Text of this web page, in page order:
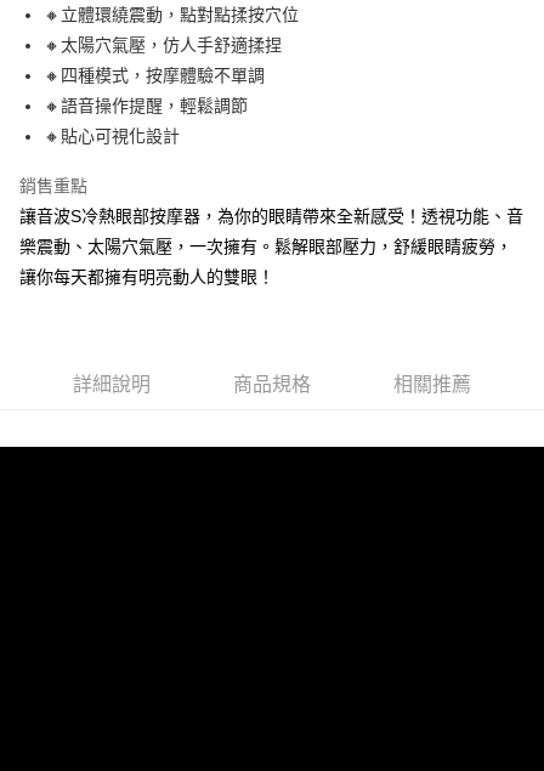
法說明評估內容。
【繳款方式說明】
1.分期款項不併入電信帳單，「大哥付你分期」於每月結算日後寄送繳費提
醒簡訊。
2.透過簡訊連結打開帳單後，可選擇「超商條碼／台灣大直營門市／銀行轉
1.本服務係由「台灣大哥大股份有限公司」（以下簡稱本公司）所提供，讓
用戶於交易時，得透過本服務購買商品或服務，並由商店將買賣／分期付款
2.基於同意付款使用「大哥付你分期」之契約關係目的，商店將以您的個人
資料（包含姓名、電話或地址）提供予台灣大哥大進項蒐集、處理及利用，
３．安心：先確認商品／服務後，再付款。
【「AFTEE先享後付」結帳流程】
１．於結帳方式選擇「AFTEE先享後付」後，將跳轉至「AFTEE先享後付」
結帳頁面，進行簡訊認證並確認金額後，即可完成結帳。
２．訂單成立數日內，您將收到繳費通知簡訊。
ATM／網路銀行／等多元方式進行付款，方視為交易完成。
※ 請注意：結帳手續完成當下不需立刻繳費，但若您需要取消訂單，請聯絡
購買商品的店家。未經商家同意取消之訂單仍視為有效，需透過AFTEE先享
後付繳納相關費用。
是否繳費成功／繳費後需取消欲退款等相關疑問，請聯繫「AFTEE先享後付
１．透過由恩沛科技股份有限公司提供之「AFTEE先享後付」服務完成之交
易，需依本服務之必要範圍內提供個人資料，並將交易相關給付款項請求債
會員帳號後，即可在購物車使用 Hami Point 折抵消費金額 (1點等於1元)。
運送方式
每筆NT$120，滿NT$790(含以上)免運費
🔸立體環繞震動，點對點揉按穴位
🔸太陽穴氣壓，仿人手舒適揉捏
🔸四種模式，按摩體驗不單調
🔸語音操作提醒，輕鬆調節
🔸貼心可視化設計
銷售重點
讓音波S冷熱眼部按摩器，為你的眼睛帶來全新感受！透視功能、音
樂震動、太陽穴氣壓，一次擁有。鬆解眼部壓力，舒緩眼睛疲勞，
讓你每天都擁有明亮動人的雙眼！
詳細說明 商品規格 相關推薦